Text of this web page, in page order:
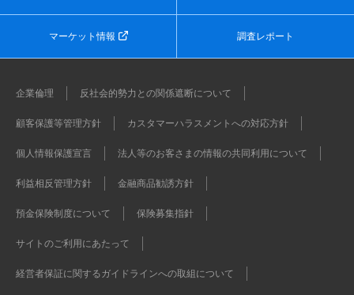
マーケット情報 調査レポート
企業倫理 反社会的勢力との関係遮断について
顧客保護等管理方針 カスタマーハラスメントへの対応方針
個人情報保護宣言 法人等のお客さまの情報の共同利用について
利益相反管理方針 金融商品勧誘方針
預金保険制度について 保険募集指針
サイトのご利用にあたって
経営者保証に関するガイドラインへの取組について